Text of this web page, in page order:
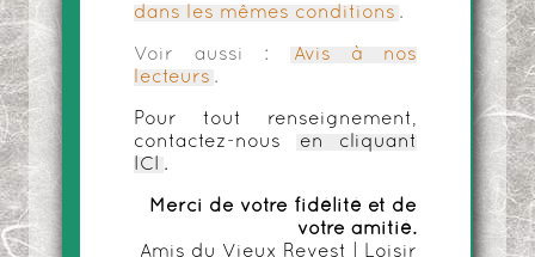
dans les mêmes conditions .
Voir aussi :
Avis à nos
lecteurs .
Pour tout renseignement,
contactez-nous
en cliquant
ICI
.
Merci de votre fidélité et de
votre amitié.
Amis du Vieux Revest | Loisir